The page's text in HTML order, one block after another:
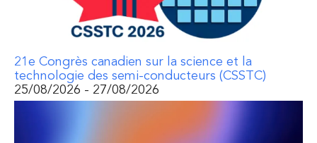
21e Congrès canadien sur la science et la
technologie des semi-conducteurs (CSSTC)
25/08/2026 - 27/08/2026